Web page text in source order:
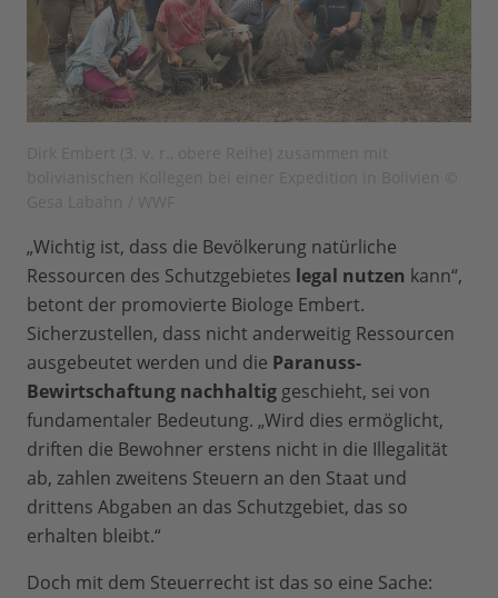
die Paranuss sogar durch die Verfassung
geschützt, das Fällen der Bäume steht
unter Strafe.
„Wichtig ist, dass die Bevölkerung natürliche
Ressourcen des Schutzgebietes legal nutzen kann“,
betont der promovierte Biologe Embert.
Sicherzustellen, dass nicht anderweitig Ressourcen
ausgebeutet werden und die Paranuss-
Bewirtschaftung nachhaltig geschieht, sei von
fundamentaler Bedeutung. „Wird dies ermöglicht,
driften die Bewohner erstens nicht in die Illegalität
ab, zahlen zweitens Steuern an den Staat und
drittens Abgaben an das Schutzgebiet, das so
erhalten bleibt.“
Doch mit dem Steuerrecht ist das so eine Sache: